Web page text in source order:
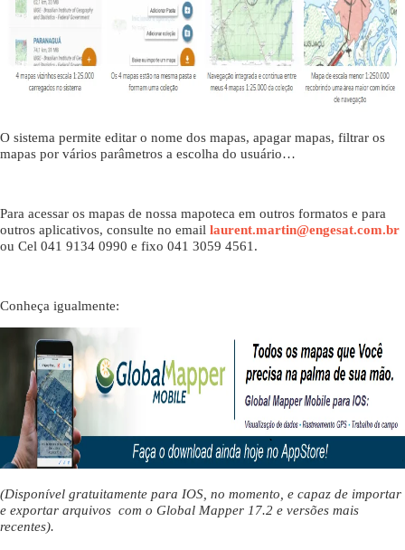
O sistema permite editar o nome dos mapas, apagar mapas, filtrar os
mapas por vários parâmetros a escolha do usuário…
Para acessar os mapas de nossa mapoteca em outros formatos e para
outros aplicativos, consulte no email laurent.martin@engesat.com.br
ou Cel 041 9134 0990 e fixo 041 3059 4561.
Conheça igualmente:
(Disponível gratuitamente para IOS, no momento, e capaz de importar
e exportar arquivos com o Global Mapper 17.2 e versões mais
recentes).